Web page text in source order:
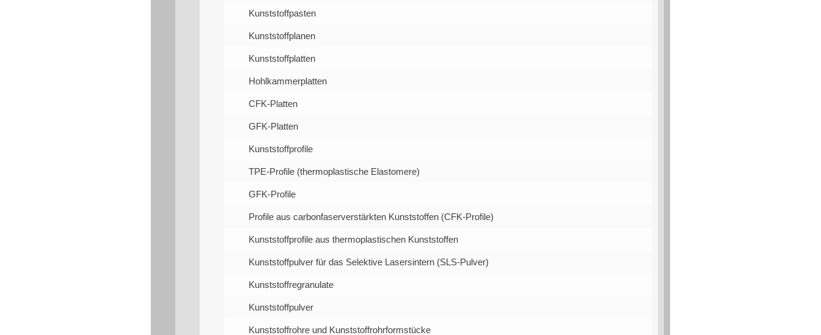
Kunststoffpasten
Kunststoffplanen
Kunststoffplatten
Hohlkammerplatten
CFK-Platten
GFK-Platten
Kunststoffprofile
TPE-Profile (thermoplastische Elastomere)
GFK-Profile
Profile aus carbonfaserverstärkten Kunststoffen (CFK-Profile)
Kunststoffprofile aus thermoplastischen Kunststoffen
Kunststoffpulver für das Selektive Lasersintern (SLS-Pulver)
Kunststoffregranulate
Kunststoffpulver
Kunststoffrohre und Kunststoffrohrformstücke